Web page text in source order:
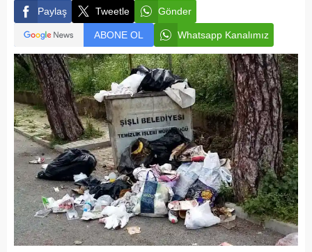
Paylaş Tweetle Gönder
ABONE OL Whatsapp Kanalımız